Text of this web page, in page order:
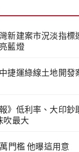
新建案市況淡指標
藍燈
捷運綠線土地開發
》低利率、大印鈔
吹最大
門檻 他曝這用意